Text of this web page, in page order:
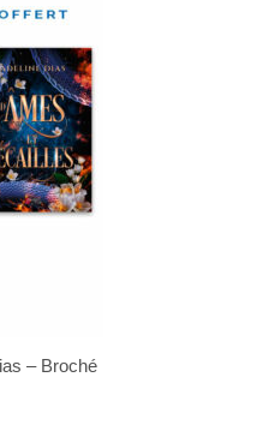
– Broché